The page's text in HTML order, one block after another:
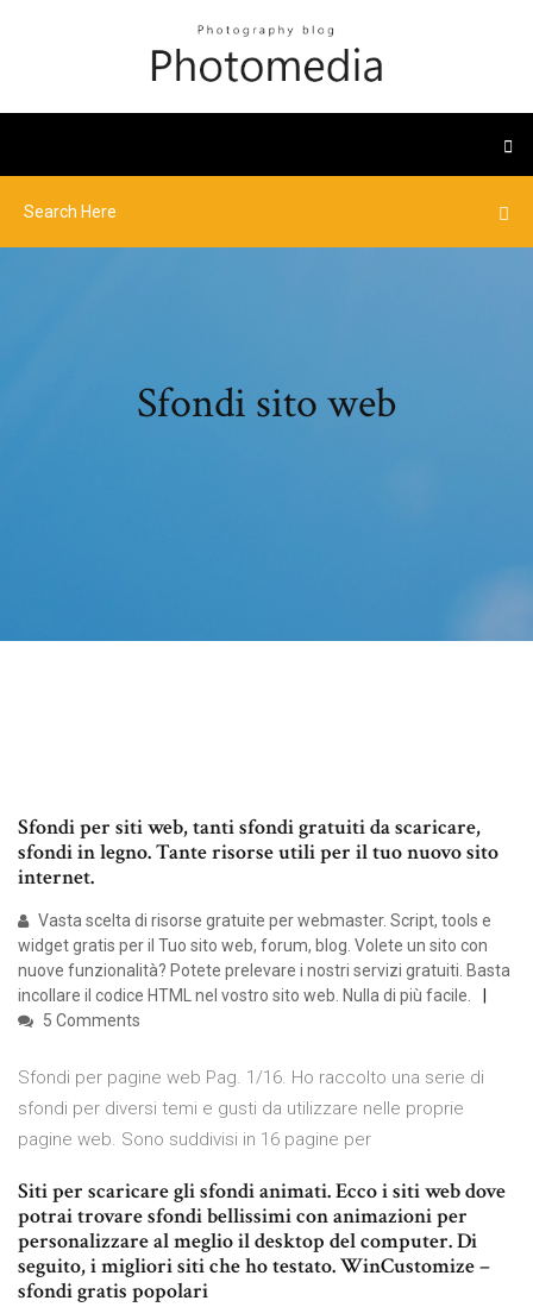
Sfondi sito web
Sfondi per siti web, tanti sfondi gratuiti da scaricare,
sfondi in legno. Tante risorse utili per il tuo nuovo sito
internet.
Vasta scelta di risorse gratuite per webmaster. Script, tools e
widget gratis per il Tuo sito web, forum, blog. Volete un sito con
nuove funzionalità? Potete prelevare i nostri servizi gratuiti. Basta
incollare il codice HTML nel vostro sito web. Nulla di più facile.
5 Comments
Sfondi per pagine web Pag. 1/16. Ho raccolto una serie di
sfondi per diversi temi e gusti da utilizzare nelle proprie
pagine web. Sono suddivisi in 16 pagine per
Siti per scaricare gli sfondi animati. Ecco i siti web dove
potrai trovare sfondi bellissimi con animazioni per
personalizzare al meglio il desktop del computer. Di
seguito, i migliori siti che ho testato. WinCustomize –
sfondi gratis popolari